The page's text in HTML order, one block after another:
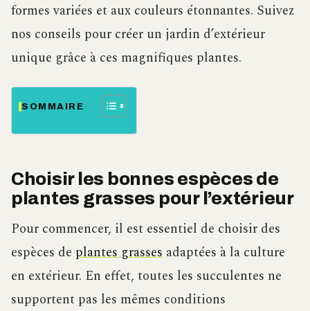
formes variées et aux couleurs étonnantes. Suivez
nos conseils pour créer un jardin d’extérieur
unique grâce à ces magnifiques plantes.
SOMMAIRE
Choisir les bonnes espèces de
plantes grasses pour l’extérieur
Pour commencer, il est essentiel de choisir des
espèces de plantes grasses adaptées à la culture
en extérieur. En effet, toutes les succulentes ne
supportent pas les mêmes conditions